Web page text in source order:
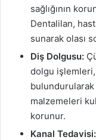
sağlığının
Dentalilan,
sunarak olası
Diş Dolgusu:
dolgu
bulundurularak
malzemeleri
korunur.
Kanal Tedavisi: